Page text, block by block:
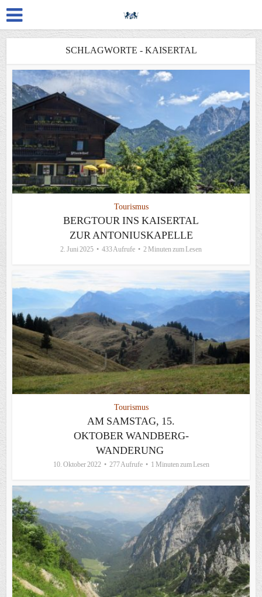
SCHLAGWORTE - KAISERTAL
Tourismus
BERGTOUR INS KAISERTAL
ZUR ANTONIUSKAPELLE
2. Juni 2025 433 Aufrufe 2 Minuten zum Lesen
Tourismus
AM SAMSTAG, 15.
OKTOBER WANDBERG-
WANDERUNG
10. Oktober 2022 277 Aufrufe 1 Minuten zum Lesen